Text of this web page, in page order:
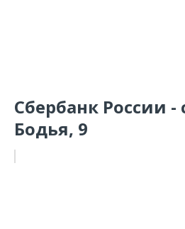
Сбербанк России
Бодья, 9